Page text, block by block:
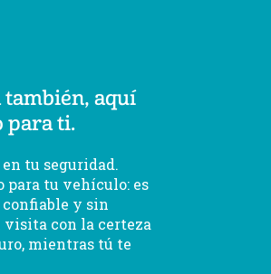
también, aquí
para ti.
tu seguridad.
para tu vehículo: es
confiable y sin
visita con la certeza
mientras tú te